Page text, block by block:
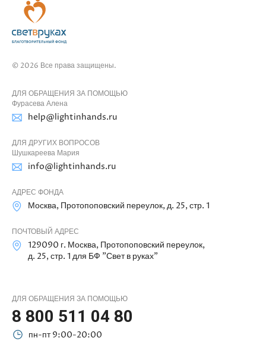
© 2026 Все права защищены.
ДЛЯ ОБРАЩЕНИЯ ЗА ПОМОЩЬЮ
Фурасева Алена
help@lightinhands.ru
ДЛЯ ДРУГИХ ВОПРОСОВ
Шушкареева Мария
info@lightinhands.ru
АДРЕС ФОНДА
Москва, Протопоповский переулок, д. 25, стр. 1
ПОЧТОВЫЙ АДРЕС
129090 г. Москва, Протопоповский переулок,
д. 25, стр. 1 для БФ "Свет в руках"
ДЛЯ ОБРАЩЕНИЯ ЗА ПОМОЩЬЮ
8 800 511 04 80
пн-пт 9:00-20:00